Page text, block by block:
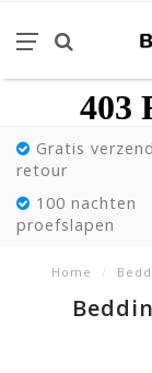
Gratis
retour
100 nachten
proefslapen
Home /